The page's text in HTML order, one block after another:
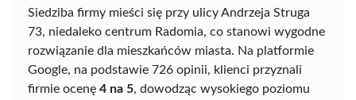
Siedziba firmy mieści się przy ulicy Andrzeja Struga
73, niedaleko centrum Radomia, co stanowi wygodne
rozwiązanie dla mieszkańców miasta. Na platformie
Google, na podstawie 726 opinii, klienci przyznali
firmie ocenę 4 na 5, dowodząc wysokiego poziomu